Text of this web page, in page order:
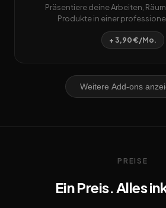
Präsentiere deine Arbeiten,
Produkte in einer
+ 3,90 €/Mo.
Weitere Add-ons
PREISE
Ein Preis. Alles